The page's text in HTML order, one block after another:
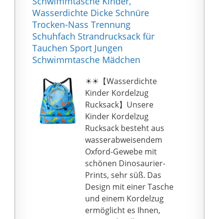
Sporttaschen machen;
Die
wasserabweisenden
Materialien und
langlebigen
Reißverschlüsse
ideal für den
Langzeitgebrauch.
👜Modischer Stil für
mehrere Anlässe: Die
Konstruktion der
Sporttasche macht sie
zur perfekten Wahl als
Trainingstasche für
Fitnessstudio, Yoga,
Strand, Pool usw.;
Darüber hinaus eignet
es sich aufgrund seiner
Handy bitte legen Sis
das Papier in die
Tasche.
TOUCHSCREEN
FREUNDLICH: Zwei
Taschen mit
unterschiedlichem
Design. Die graue
Tasche ist aus
durchsichtigem Stoff
hergestellt. Es
ermöglicht Ihnen, Ihr
Handy ohne Öffnung
des Betutels zu
bedienen, die Message
zu antworten; Die rosa
Tasche ist
undurchsichtig und sie
Wasserdichte Dicke Schnüre
Trocken-Nass Trennung
Schuhfach Strandrucksack für
Tauchen Sport Jungen
Schwimmtasche Mädchen
☀☀【Wasserdichte
Kinder Kordelzug
Rucksack】Unsere
Kinder Kordelzug
Rucksack besteht aus
wasserabweisendem
Oxford-Gewebe mit
schönen Dinosaurier-
Prints, sehr süß. Das
Design mit einer Tasche
und einem Kordelzug
ermöglicht es Ihnen,